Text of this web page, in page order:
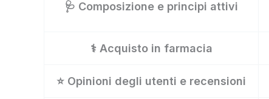
🩺 Composizione e principi attivi
⚕️ Acquisto in farmacia
⭐ Opinioni degli utenti e recensioni